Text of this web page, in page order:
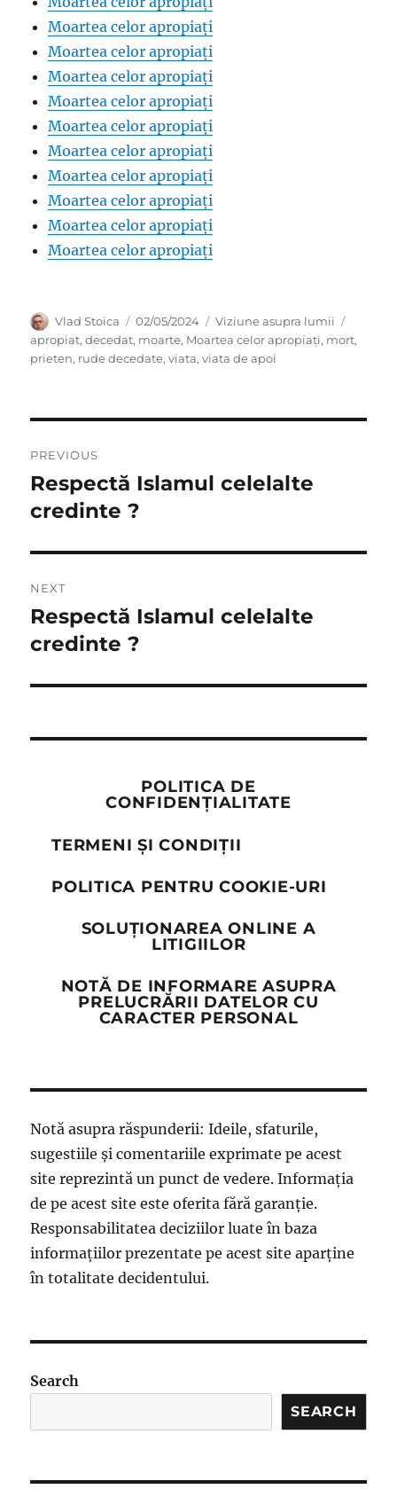
Moartea celor apropiați
Moartea celor apropiați
Moartea celor apropiați
Moartea celor apropiați
Moartea celor apropiați
Moartea celor apropiați
Moartea celor apropiați
Moartea celor apropiați
Moartea celor apropiați
Moartea celor apropiați
Author
Vlad Stoica
Posted
on
02/05/2024 Categories
Viziune asupra lumii
apropiat,decedat, moarte, Moartea celor apropiați, mort,
prieten, rude decedate,viata,viata de apoi
navigation
PREVIOUS
Previous
post:
Respectă Islamul celelalte
credinte ?
NEXT
Next
post:
Respectă Islamul celelalte
credinte ?
POLITICA DE
CONFIDENȚIALITATE
TERMENI ȘI CONDIȚII
POLITICA PENTRU COOKIE-URI
SOLUȚIONAREA ONLINE A
LITIGIILOR
NOTĂ DE INFORMARE ASUPRA
PRELUCRĂRII DATELOR CU
CARACTER PERSONAL
Notă asupra răspunderii: Ideile, sfaturile,
sugestiile și comentariile exprimate pe acest
site reprezintă un punct de vedere. Informația
de pe acest site este oferita fără garanție.
Responsabilitatea deciziilor luate în baza
informațiilor prezentate pe acest site aparține
în totalitate decidentului.
Search
SEARCH